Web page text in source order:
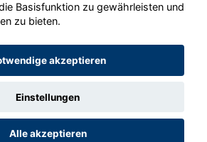
GmbH 2020 - 2026
Basisfunktion zu gewährleisten und
zu bieten.
akzeptieren
Einstellungen
Alle akzeptieren